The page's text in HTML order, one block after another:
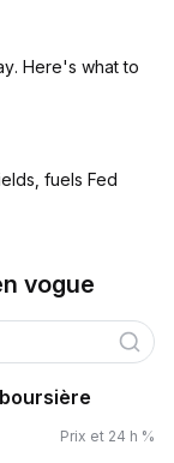
Here's what to
fuels Fed
vogue
Prix et 24 h %